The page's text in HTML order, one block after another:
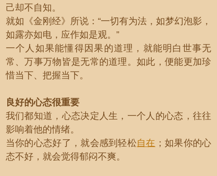
己却不自知。
就如《金刚经》所说：“一切有为法，如梦幻泡影，
如露亦如电，应作如是观。”
一个人如果能懂得因果的道理，就能明白世事无
常、万事万物皆是无常的道理。如此，便能更加珍
惜当下、把握当下。
良好的心态很重要
我们都知道，心态决定人生，一个人的心态，往往
影响着他的情绪。
当你的心态好了，就会感到轻松自在 ；如果你的心
态不好，就会觉得郁闷不爽。